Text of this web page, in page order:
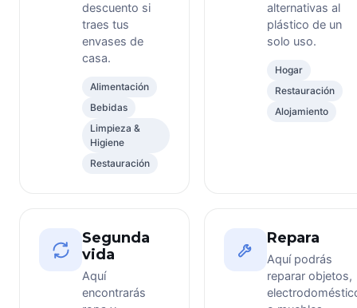
descuento si
traes tus
envases de
casa.
Alimentación
Bebidas
Limpieza &
Higiene
Restauración
alternativas al
plástico de un
solo uso.
Hogar
Restauración
Alojamiento
Segunda
vida
Aquí
encontrarás
Repara
Aquí podrás
reparar objetos,